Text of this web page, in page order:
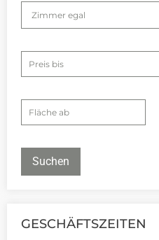
Suchen
GESCHÄFTSZEITEN